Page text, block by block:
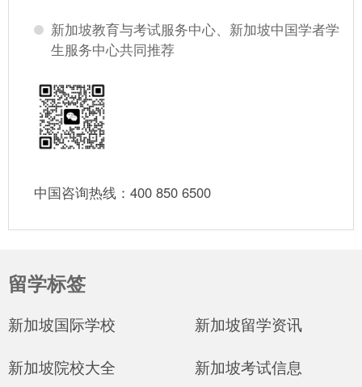
新加坡教育与考试服务中心、新加坡中国学者学
生服务中心共同推荐
中国咨询热线：400 850 6500
留学标签
新加坡国际学校
新加坡留学资讯
新加坡院校大全
新加坡考试信息